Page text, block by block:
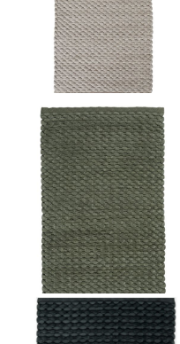
105.00€177.00€
Pasirinkti savybes
Vonios kilimėlis MAKS
177.00€
Pasirinkti savybes